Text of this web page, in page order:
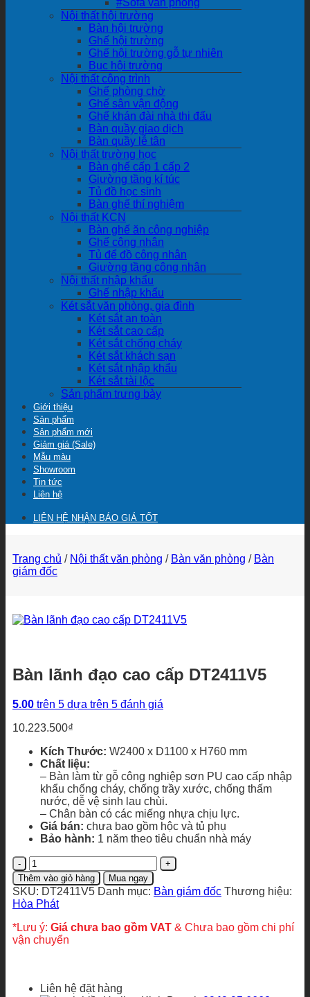
#Sofa văn phòng
Nội thất hội trường
Bàn hội trường
Ghế hội trường
Ghế hội trường gỗ tự nhiên
Bục hội trường
Nội thất công trình
Ghế phòng chờ
Ghế sân vận động
Ghế khán đài nhà thi đấu
Bàn quầy giao dịch
Bàn quầy lễ tân
Nội thất trường học
Bàn ghế cấp 1 cấp 2
Giường tầng kí túc
Tủ đồ học sinh
Bàn ghế thí nghiệm
Nội thất KCN
Bàn ghế ăn công nghiệp
Ghế công nhân
Tủ để đồ công nhân
Giường tầng công nhân
Nội thất nhập khẩu
Ghế nhập khẩu
Két sắt văn phòng, gia đình
Két sắt an toàn
Két sắt cao cấp
Két sắt chống cháy
Két sắt khách sạn
Két sắt nhập khẩu
Két sắt tài lộc
Sản phẩm trưng bày
Giới thiệu
Sản phẩm
Sản phẩm mới
Giảm giá (Sale)
Mẫu màu
Showroom
Tin tức
Liên hệ
LIÊN HỆ NHẬN BÁO GIÁ TỐT
Trang chủ / Nội thất văn phòng / Bàn văn phòng / Bàn
giám đốc
Bàn lãnh đạo cao cấp DT2411V5
5.00 trên 5 dựa trên 5 đánh giá
10.223.500₫
Kích Thước: W2400 x D1100 x H760 mm
Chất liệu:
– Bàn làm từ gỗ công nghiệp sơn PU cao cấp nhập
khẩu chống cháy, chống trầy xước, chống thấm
nước, dễ vệ sinh lau chùi.
– Chân bàn có các miếng nhựa chịu lực.
Giá bán: chưa bao gồm hộc và tủ phụ
Bảo hành: 1 năm theo tiêu chuẩn nhà máy
Bàn
lãnh
đạo
cao
cấp
DT2411V5
số
lượng
Thêm vào giỏ hàng Mua ngay
SKU: DT2411V5 Danh mục: Bàn giám đốc Thương hiệu:
Hòa Phát
*Lưu ý: Giá chưa bao gồm VAT & Chưa bao gồm chi phí
vận chuyển
Liên hệ đặt hàng